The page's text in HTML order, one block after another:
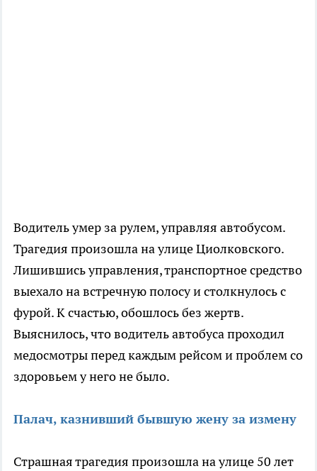
Водитель умер за рулем, управляя автобусом.
Трагедия произошла на улице Циолковского.
Лишившись управления, транспортное средство
выехало на встречную полосу и столкнулось с
фурой. К счастью, обошлось без жертв.
Выяснилось, что водитель автобуса проходил
медосмотры перед каждым рейсом и проблем со
здоровьем у него не было.
Палач, казнивший бывшую жену за измену
Страшная трагедия произошла на улице 50 лет